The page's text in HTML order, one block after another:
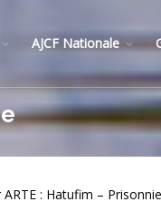
AJCF Nationale
ARTE : Hatufim –